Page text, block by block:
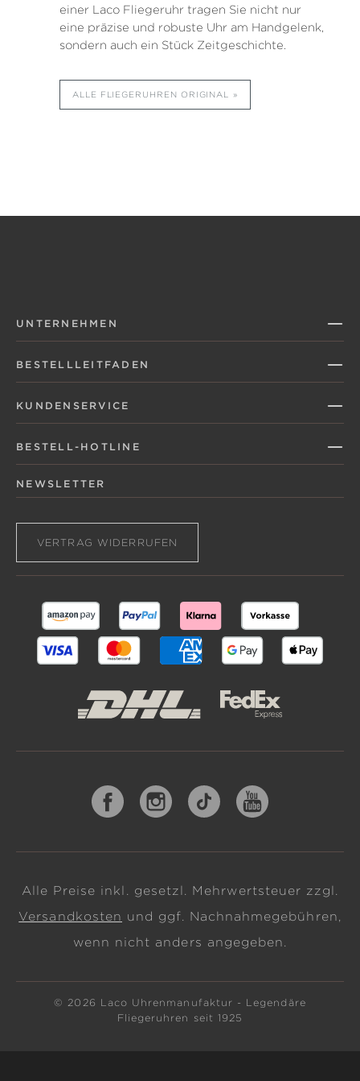
einer Laco Fliegeruhr tragen Sie nicht nur
eine präzise und robuste Uhr am Handgelenk,
sondern auch ein Stück Zeitgeschichte.
ALLE FLIEGERUHREN ORIGINAL
UNTERNEHMEN
BESTELLLEITFADEN
KUNDENSERVICE
BESTELL-HOTLINE
NEWSLETTER
VERTRAG WIDERRUFEN
Alle Preise inkl. gesetzl. Mehrwertsteuer zzgl.
Versandkosten und ggf. Nachnahmegebühren,
wenn nicht anders angegeben.
© 2026 Laco Uhrenmanufaktur - Legendäre
Fliegeruhren seit 1925